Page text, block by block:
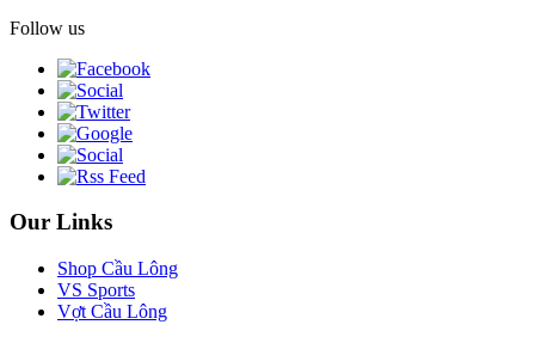
Follow us
Our Links
Shop Cầu Lông
VS Sports
Vợt Cầu Lông